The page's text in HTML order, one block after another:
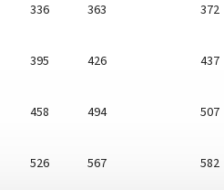
336 363 372
395 426 437
458 494 507
526 567 582